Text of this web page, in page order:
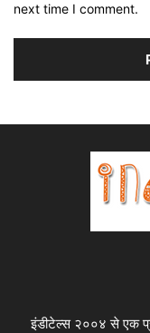
next time I comment.
इंडीटेल्स २००४ से एक